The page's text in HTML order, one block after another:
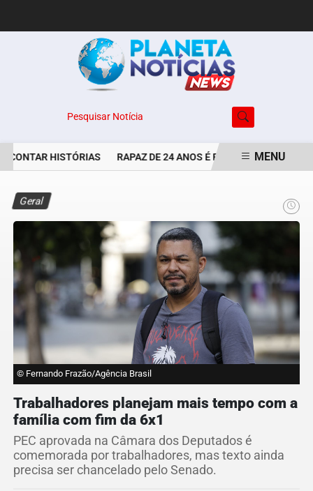
Pesquisar Notícia
HISTÓRIAS RAPAZ DE 24 ANOS É PERSEGUIDO E
MENU
Geral
© Fernando Frazão/Agência Brasil
Trabalhadores planejam mais tempo com a
família com fim da 6x1
PEC aprovada na Câmara dos Deputados é
comemorada por trabalhadores, mas texto ainda
precisa ser chancelado pelo Senado.